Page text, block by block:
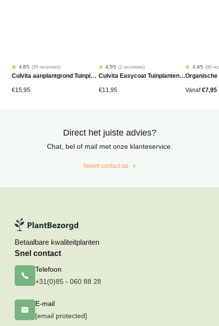
Gewaardeerd
4.77
gebaseerd
op
26
4.8/5 (26 recensies)
Culvita aanplantgrond Tuinplanten, Bomen & Hagen BIO 40L
€15,95
Gewaardeerd
4.50
gebaseerd
op
2
4.5/5 (2 recensies)
Culvita Easycoat Tuinplantenmest (langdurige werking)
€11,95
Gewaardeerd
4.42
gebaseerd
op
90
4.4/5 (90
Vanaf €7,95
Direct het juiste advies?
Chat, bel of mail met onze klanteservice.
Neem contact op
Betaalbare kwaliteitplanten
Snel contact
Telefoon
+31(0)85 - 060 88 28
E-mail
[email protected]